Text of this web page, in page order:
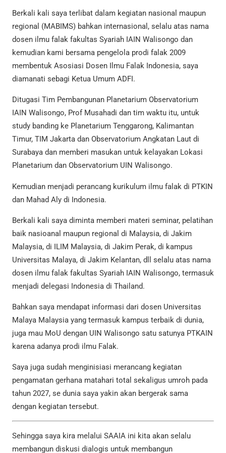
Berkali kali saya terlibat dalam kegiatan nasional maupun
regional (MABIMS) bahkan internasional, selalu atas nama
dosen ilmu falak fakultas Syariah IAIN Walisongo dan
kemudian kami bersama pengelola prodi falak 2009
membentuk Asosiasi Dosen Ilmu Falak Indonesia, saya
diamanati sebagi Ketua Umum ADFI.
Ditugasi Tim Pembangunan Planetarium Observatorium
IAIN Walisongo, Prof Musahadi dan tim waktu itu, untuk
study banding ke Planetarium Tenggarong, Kalimantan
Timur, TIM Jakarta dan Observatorium Angkatan Laut di
Surabaya dan memberi masukan untuk kelayakan Lokasi
Planetarium dan Observatorium UIN Walisongo.
Kemudian menjadi perancang kurikulum ilmu falak di PTKIN
dan Mahad Aly di Indonesia.
Berkali kali saya diminta memberi materi seminar, pelatihan
baik nasioanal maupun regional di Malaysia, di Jakim
Malaysia, di ILIM Malaysia, di Jakim Perak, di kampus
Universitas Malaya, di Jakim Kelantan, dll selalu atas nama
dosen ilmu falak fakultas Syariah IAIN Walisongo, termasuk
menjadi delegasi Indonesia di Thailand.
Bahkan saya mendapat informasi dari dosen Universitas
Malaya Malaysia yang termasuk kampus terbaik di dunia,
juga mau MoU dengan UIN Walisongo satu satunya PTKAIN
karena adanya prodi ilmu Falak.
Saya juga sudah menginisiasi merancang kegiatan
pengamatan gerhana matahari total sekaligus umroh pada
tahun 2027, se dunia saya yakin akan bergerak sama
dengan kegiatan tersebut.
Sehingga saya kira melalui SAAIA ini kita akan selalu
membangun diskusi dialogis untuk membangun